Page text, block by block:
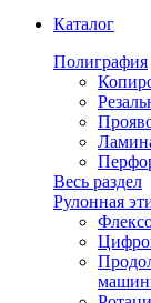
Каталог
Полиграфия
Весь раздел
Рулонная